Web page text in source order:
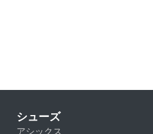
シューズ
アシックス